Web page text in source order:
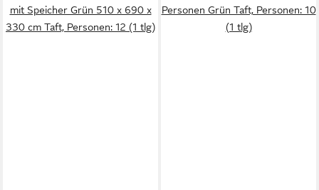
mit Speicher Grün 510 x 690 x
330 cm Taft, Personen: 12 (1 tlg)
Personen Grün Taft, Personen: 10
(1 tlg)